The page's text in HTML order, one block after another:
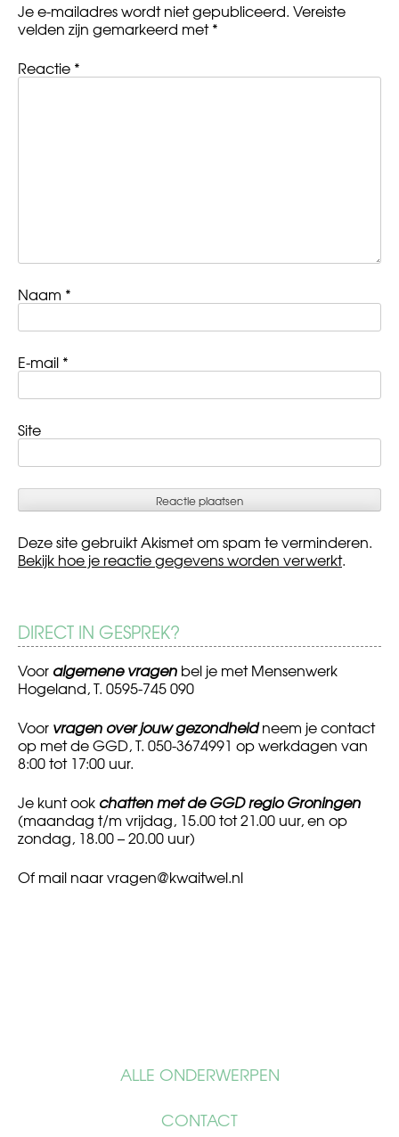
ALLE ONDERWERPEN
CONTACT
Je e-mailadres wordt niet gepubliceerd. Vereiste
velden zijn gemarkeerd met*
Reactie *
Naam *
E-mail *
Site
Deze site gebruikt Akismet om spam te verminderen.
Bekijk hoe je reactie gegevens worden verwerkt.
DIRECT IN GESPREK?
Voor algemene vragen bel je met Mensenwerk
Hogeland, T. 0595-745 090
Voor vragen over jouw gezondheidneem je contact
op met de GGD, T. 050-3674991 op werkdagen van
8:00 tot 17:00 uur.
Je kunt ook chatten met de GGD regio Groningen
(maandag t/m vrijdag, 15.00 tot 21.00 uur, en op
zondag, 18.00 – 20.00 uur)
Of mail naarvragen@kwaitwel.nl